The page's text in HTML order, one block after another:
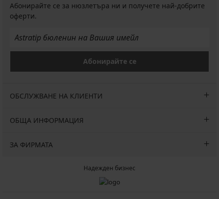
Абонирайте се за нюзлетъра ни и получете най-добрите
оферти.
Абонирайте се
ОБСЛУЖВАНЕ НА КЛИЕНТИ
ОБЩА ИНФОРМАЦИЯ
ЗА ФИРМАТА
Надежден бизнес